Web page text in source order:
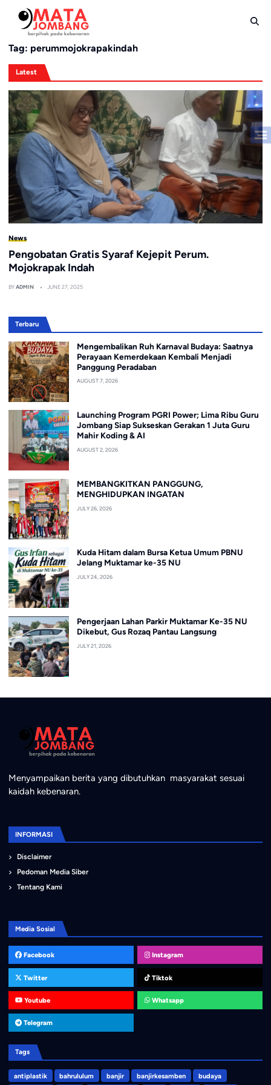
content
Tag: perummojokrapakindah
Latest
News
Pengobatan Gratis Syaraf Kejepit Perum.
Mojokrapak Indah
BYADMIN JUNE 27, 2025
Terbaru
Mengembalikan Ruh Karnaval Budaya: Saatnya
Perayaan Kemerdekaan Kembali Menjadi
Panggung Peradaban
AUGUST 7, 2026
Launching Program PGRI Power; Lima Ribu Guru
Jombang Siap Sukseskan Gerakan 1 Juta Guru
Mahir Koding & AI
AUGUST 2, 2026
MEMBANGKITKAN PANGGUNG,
MENGHIDUPKAN INGATAN
JULY 26, 2026
Kuda Hitam dalam Bursa Ketua Umum PBNU
Jelang Muktamar ke-35 NU
JULY 24, 2026
Pengerjaan Lahan Parkir Muktamar Ke-35 NU
Dikebut, Gus Rozaq Pantau Langsung
JULY 21, 2026
Menyampaikan berita yang dibutuhkan masyarakat sesuai
kaidah kebenaran.
INFORMASI
Disclaimer
Pedoman Media Siber
Tentang Kami
Media Sosial
Facebook Instagram
Twitter Tiktok
Youtube Whatsapp
Telegram
Tags
antiplastik bahrululum banjir banjirkesamben budaya